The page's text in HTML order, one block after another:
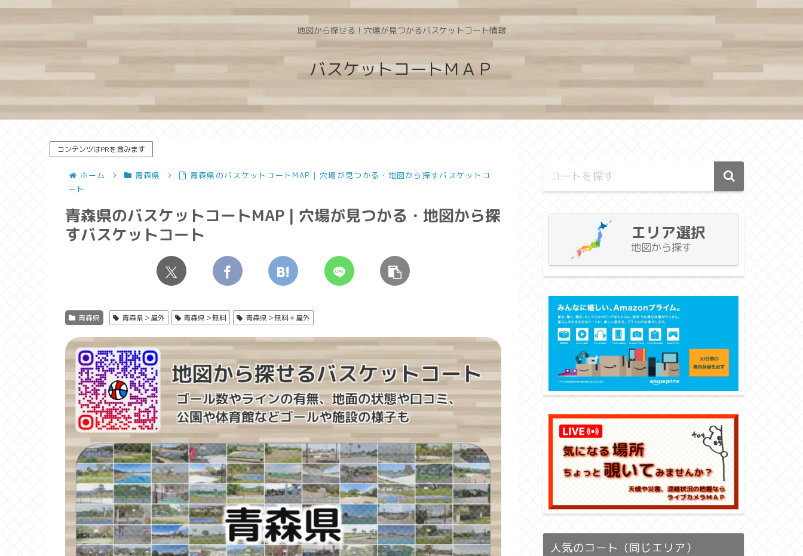
地図から探せる！穴場が見つかるバスケットコート情報
バスケットコートＭＡＰ
コンテンツはPRを含みます
ホーム 青森県
青森県のバスケットコートMAP | 穴場が見つかる・地図から探すバスケットコ
ート
青森県のバスケットコートMAP | 穴場が見つかる・地図から探
すバスケットコート
青森県 青森県＞屋外 青森県＞無料 青森県＞無料＋屋外
エリア選択
地図から探す
人気のコート（同じエリア）